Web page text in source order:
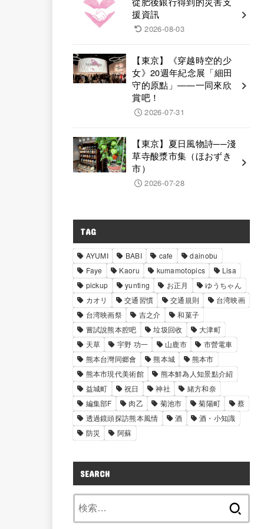
援資訊
2026-08-03
【東京】《穿越時空的少
女》20週年紀念展「細田
守的原點」——一同來欣
賞吧！
2026-07-31
【東京】夏日風物詩──淺
草寺酸漿市集（ほおずき
市）
2026-07-28
TAG
AYUMI BABI cafe
dainobu
Faye
Kaoru kumamotopics
Lisa
pickup
yunting お正月
ゆうちゃん
カオリ
交通習慣 交通規則
台湾映画
台湾映画祭
吉之介
和菓子
嘗試說熊本腔吧
垃圾回收
大津町
天草
宇野 功一 山鹿市
市營電車
熊本台灣同郷會
熊本城
熊本市
熊本市現代美術館
熊本鮮為人知景點介紹
益城町
祝日 神社
緒方和奈
編集部F
肉乙 菊池市 菊陽町
蔡
透過鏡頭探訪熊本風情
酒
酒・小知識
防災
阿蘇
SEARCH